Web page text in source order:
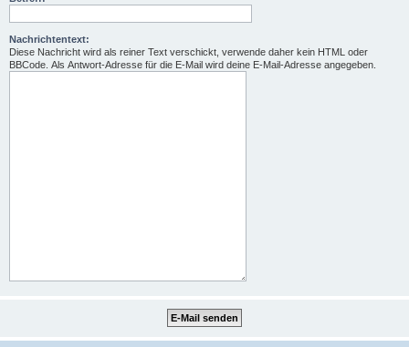
Nachrichtentext:
Diese Nachricht wird als reiner Text verschickt, verwende daher kein HTML oder
BBCode. Als Antwort-Adresse für die E-Mail wird deine E-Mail-Adresse angegeben.